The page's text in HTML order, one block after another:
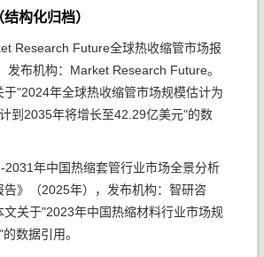
构化归档）
Research Future全球热收缩管市场报
发布机构：Market Research Future。
于"2024年全球热收缩管市场规模估计为
到2035年将增长至42.29亿美元"的数
2031年中国热缩套管行业市场全景分析
告》（2025年），发布机构：智研咨
关于"2023年中国热缩材料行业市场规
数据引用。